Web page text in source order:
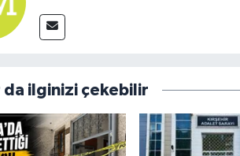
da ilginizi çekebilir